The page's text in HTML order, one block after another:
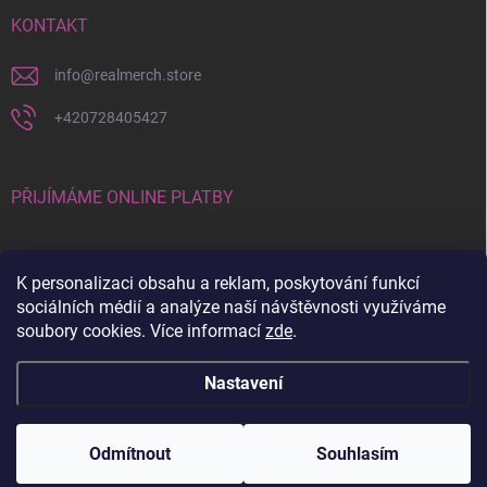
K personalizaci obsahu a reklam, poskytování funkcí
sociálních médií a analýze naší návštěvnosti využíváme
soubory cookies. Více informací zde.
Nastavení
Odmítnout Souhlasím
KONTAKT
info@realmerch.store
+420728405427
PŘIJÍMÁME ONLINE PLATBY
Stav objednávky a vrácení zboží
Vytvořil Shoptet
Copyright 2026RealMerch.store. Všechna práva vyhrazena.Upravit